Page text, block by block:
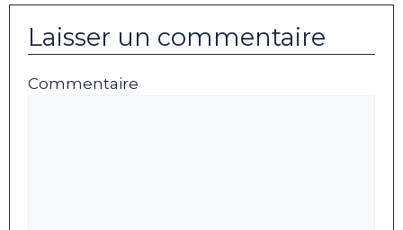
Laisser un commentaire
Commentaire